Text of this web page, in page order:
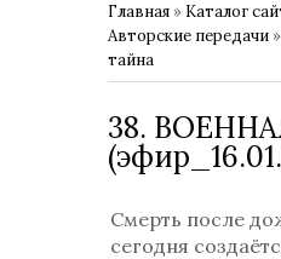
Главная » Каталог
Авторские передачи »
тайна
38.
Смерть после
сегодня